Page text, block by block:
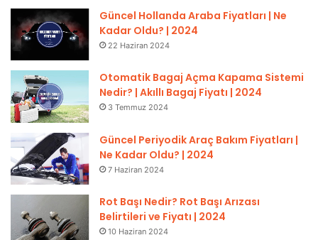
Güncel Hollanda Araba Fiyatları | Ne
Kadar Oldu? | 2024
22 Haziran 2024
Otomatik Bagaj Açma Kapama Sistemi
Nedir? | Akıllı Bagaj Fiyatı | 2024
3 Temmuz 2024
Güncel Periyodik Araç Bakım Fiyatları |
Ne Kadar Oldu? | 2024
7 Haziran 2024
Rot Başı Nedir? Rot Başı Arızası
Belirtileri ve Fiyatı | 2024
10 Haziran 2024